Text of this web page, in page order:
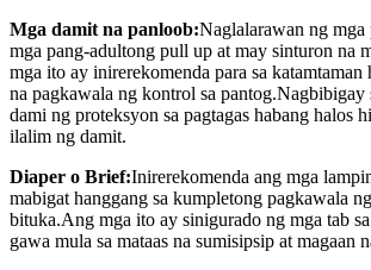
Mga damit na panloob:Naglalarawan ng
mga pang-adultong pull up at may sinturon na
mga ito ay inirerekomenda para sa katamtaman
na pagkawala ng kontrol sa pantog.Nagbibigay
dami ng proteksyon sa pagtagas habang halos
ilalim ng damit.
Diaper o Brief:Inirerekomenda ang mga
mabigat hanggang sa kumpletong pagkawala
bituka.Ang mga ito ay sinigurado ng mga tab
gawa mula sa mataas na sumisipsip at magaan